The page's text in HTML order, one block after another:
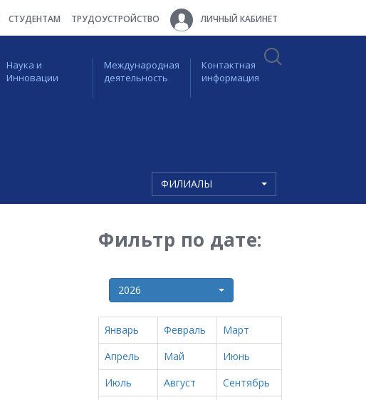
СТУДЕНТАМ ТРУДОУСТРОЙСТВО ЛИЧНЫЙ КАБИНЕТ
Наука и
Инновации
Международная
деятельность
Контактная
информация
ФИЛИАЛЫ
Фильтр по дате:
2026
Январь Февраль
Март
Апрель
Май
Июнь
Июль
Август
Сентябрь